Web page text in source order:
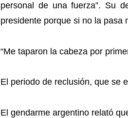
personal de una fuerza”. Su
presidente porque si no la pasa
“Me taparon la cabeza por
El periodo de reclusión, que se
El gendarme argentino relató